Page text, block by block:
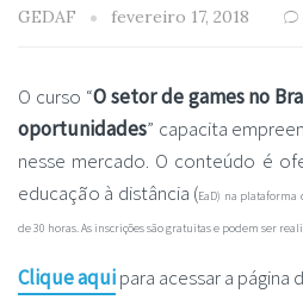
GEDAF fevereiro 17, 2018
O curso “O setor de games no
oportunidades” capacita
nesse mercado. O conteúdo é
educação à distância (EaD) na plataforma
de 30 horas. As inscrições são gratuitas e podem ser
Clique aquipara acessar a página